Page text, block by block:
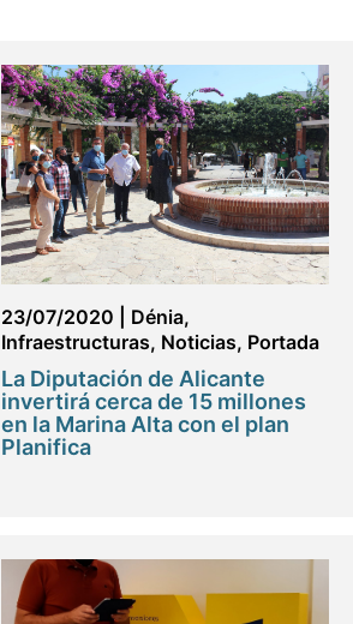
23/07/2020 Dénia,
Infraestructuras, Noticias, Portada
La Diputación de Alicante
invertirá cerca de 15 millones
en la Marina Alta con el plan
Planifica